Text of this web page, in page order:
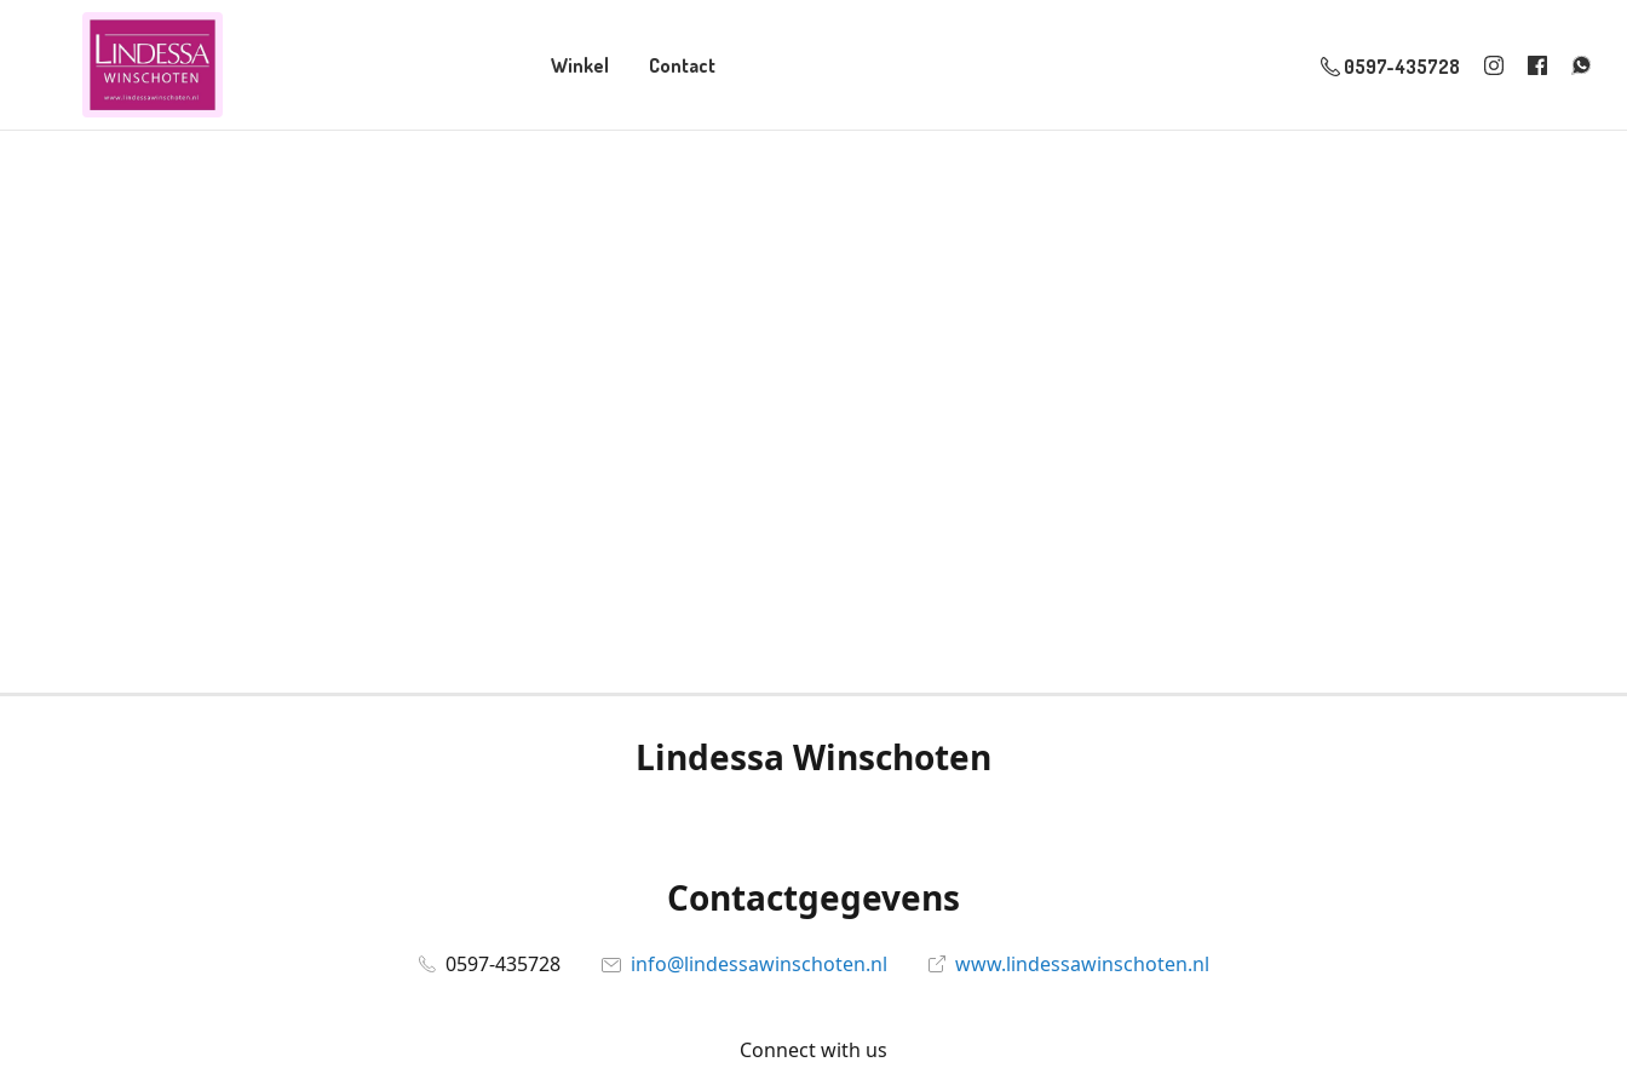
Winkel Contact 0597-435728
Lindessa Winschoten
Contactgegevens
0597-435728 info@lindessawinschoten.nl www.lindessawinschoten.nl
Connect with us